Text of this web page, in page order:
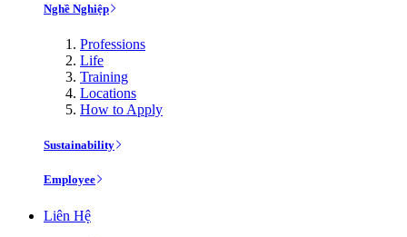
Nghề Nghiệp
Professions
Life
Training
Locations
How to Apply
Sustainability
Employee
Liên Hệ